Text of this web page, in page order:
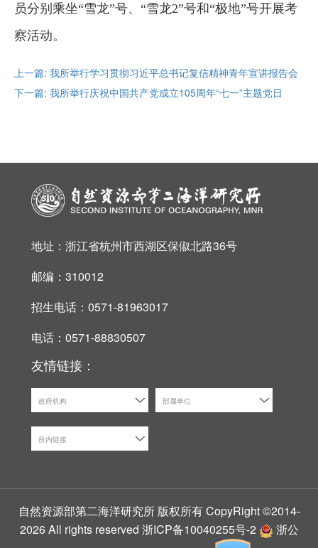
员分别乘坐“雪龙”号、“雪龙2”号和“极地”号开展考
察活动。
上一篇: 我所举行学习贯彻习近平总书记复信精神青年宣讲报告会
下一篇: 我所举行庆祝中国共产党成立105周年“七一”主题党日
地址：浙江省杭州市西湖区保俶北路36号
邮编：310012
招生电话：0571-81963017
电话：0571-88830507
友情链接：
政府机构 部属单位
所内链接
自然资源部第二海洋研究所 版权所有 CopyRight ©2014-
2026 All rights reserved 浙ICP备10040255号-2 浙公